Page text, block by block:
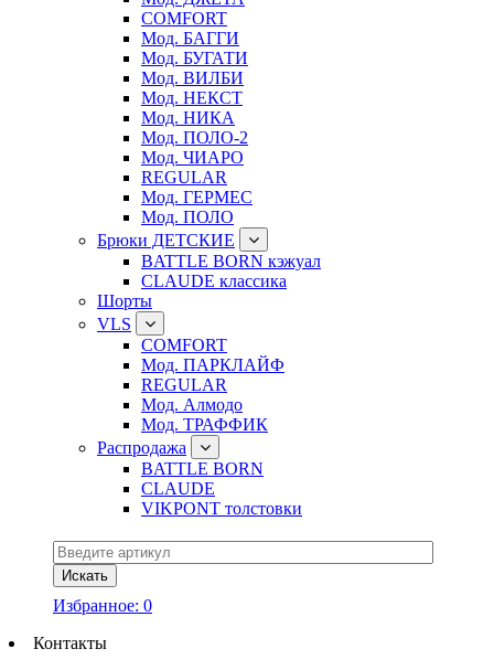
COMFORT
Мод. БАГГИ
Мод. БУГАТИ
Мод. ВИЛБИ
Мод. НЕКСТ
Мод. НИКА
Мод. ПОЛО-2
Мод. ЧИАРО
REGULAR
Мод. ГЕРМЕС
Мод. ПОЛО
Брюки ДЕТСКИЕ
BATTLE BORN кэжуал
CLAUDE классика
Шорты
VLS
COMFORT
Мод. ПАРКЛАЙФ
REGULAR
Мод. Алмодо
Мод. ТРАФФИК
Распродажа
BATTLE BORN
CLAUDE
VIKPONT толстовки
Избранное: 0
Контакты